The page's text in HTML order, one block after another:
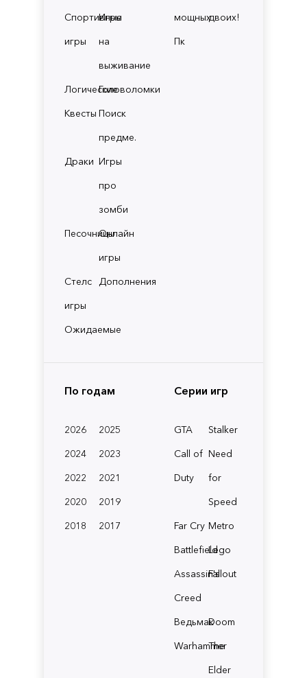
Спортивные
игры
Игры
на
выживание
ЛогическиеГоловоломки
Квесты Поиск
предме.
Драки Игры
про
зомби
ПесочницыОнлайн
игры
Стелс
игры
Дополнения
Ожидаемые
мощных
Пк
двоих!
По годам
2026
2025
2024
2023
2022
2021
2020
2019
2018
2017
Серии игр
GTA
Stalker
Call of
Duty
Need
for
Speed
Far Cry Metro
BattlefieldLego
Assassin's
Creed
Fallout
ВедьмакDoom
Warhammer
The
Elder